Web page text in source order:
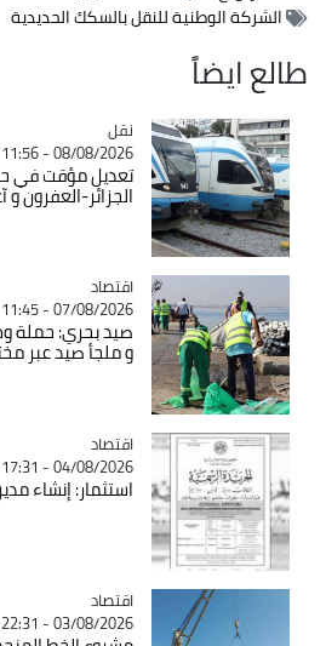
الشركة الوطنية للنقل بالسكك الحديدية
طالع ايضاً
Catégorie
نقل
08/08/2026 - 11:56
تعديل مؤقت في
الجزائر-العفرون و
Catégorie
اقتصاد
07/08/2026 - 11:45
و ملجأ صيد عبر
Catégorie
اقتصاد
04/08/2026 - 17:31
استثمار: إنشاء
Catégorie
اقتصاد
03/08/2026 - 22:31